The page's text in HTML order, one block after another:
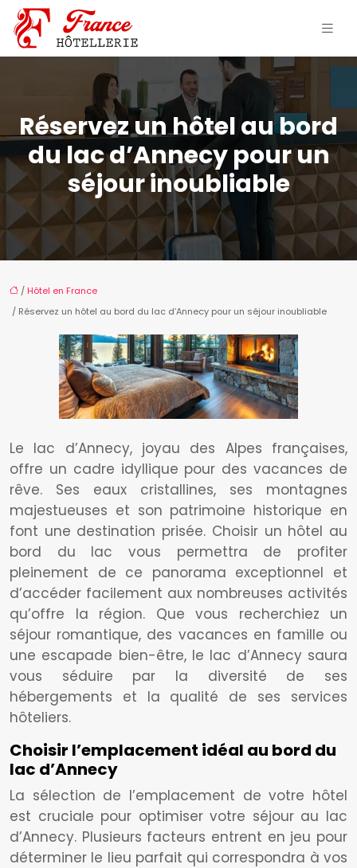
Réservez un hôtel au bord
du lac d’Annecy pour un
séjour inoubliable
/ Hôtel en France
/ Réservez un hôtel au bord du lac d’Annecy pour un séjour inoubliable
Le lac d’Annecy, joyau des Alpes françaises,
offre un cadre idyllique pour des vacances de
rêve. Ses eaux cristallines, ses montagnes
majestueuses et son patrimoine historique en
font une destination prisée. Choisir un hôtel au
bord du lac vous permettra de profiter
pleinement de ce panorama exceptionnel et
d’accéder facilement aux nombreuses activités
qu’offre la région. Que vous recherchiez un
séjour romantique, des vacances en famille ou
une escapade bien-être, le lac d’Annecy saura
vous séduire par la diversité de ses
hébergements et la qualité de ses services
hôteliers.
Choisir l’emplacement idéal au bord du
lac d’Annecy
La sélection de l’emplacement de votre hôtel
est cruciale pour optimiser votre séjour au lac
d’Annecy. Plusieurs facteurs entrent en jeu pour
déterminer le lieu parfait qui correspondra à vos